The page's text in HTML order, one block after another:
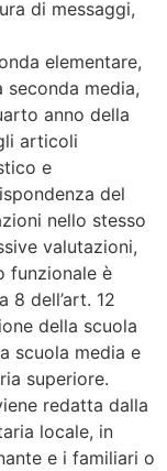
di messaggi,
elementare,
media,
anno della
articoli
e
del
nello stesso
valutazioni,
funzionale è
8 dell’art. 12
della scuola
scuola media e
superiore.
redatta dalla
locale, in
e i familiari o